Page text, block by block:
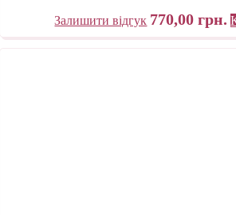
Залишити відгук 770,00грн.